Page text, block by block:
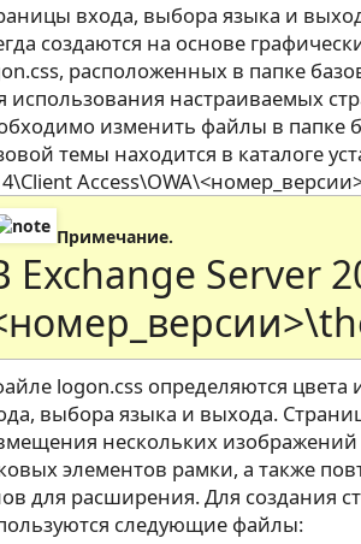
входа, выбора языка и
создаются на основе
расположенных в папке
использования настраиваемых
изменить файлы в папке
темы находится в каталоге
Примечание.
Exchange Server
logon.css определяются цвета
выбора языка и выхода.
нескольких
элементов рамки, а также
для расширения. Для создания
следующие файлы: